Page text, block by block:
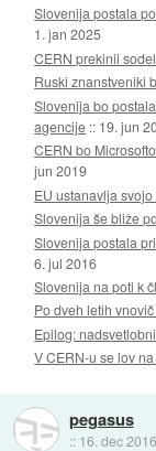
Slovenija postala
1. jan 2025
CERN prekinil
Ruski znanstveniki
Slovenija bo
agencije :: 19. jun
CERN bo
jun 2019
EU ustanavlja
Slovenija še bliže
Slovenija postala
6. jul 2016
Slovenija na poti k
Po dveh letih
Epilog:
V CERN-u se lov
pegasus
:: 16. dec